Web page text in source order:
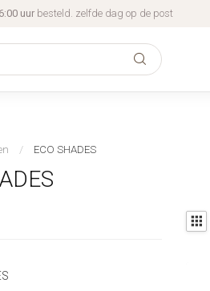
uur besteld. zelfde dag op de post
/ ECO SHADES